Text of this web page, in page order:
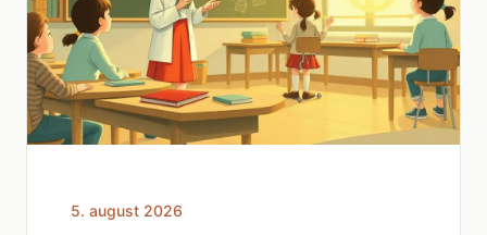
5. august 2026